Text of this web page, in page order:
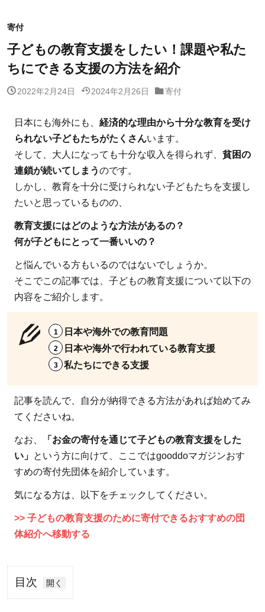
寄付
子どもの教育支援をしたい！課題や私た
ちにできる支援の方法を紹介
2022年2月24日 2024年2月26日 寄付
日本にも海外にも、 経済的な理由から十分な教育を受け
られない子どもたちがたくさんいます。
そして、大人になっても十分な収入を得られず、 貧困の
連鎖が続いてしまうのです。
しかし、教育を十分に受けられない子どもたちを支援し
たいと思っているものの、
教育支援にはどのような方法があるの？
何が子どもにとって一番いいの？
と悩んでいる方もいるのではないでしょうか。
そこでこの記事では、子どもの教育支援について以下の
内容をご紹介します。
日本や海外での教育問題
日本や海外で行われている教育支援
私たちにできる支援
記事を読んで、自分が納得できる方法があれば始めてみ
てくださいね。
なお、
「お金の寄付を通じて子どもの教育支援をした
い」 という方に向けて、ここではgooddoマガジンおす
すめの寄付先団体を紹介しています。
気になる方は、以下をチェックしてください。
>> 子どもの教育支援のために寄付できるおすすめの団
体紹介へ移動する
目次
1